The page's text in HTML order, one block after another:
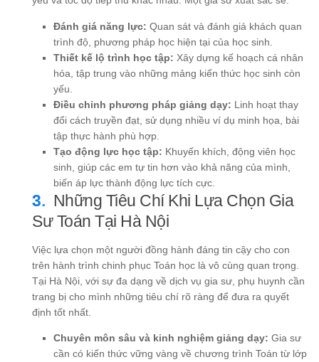
Đánh giá năng lực: Quan sát và đánh giá khách quan
trình độ, phương pháp học hiện tại của học sinh.
Thiết kế lộ trình học tập: Xây dựng kế hoạch cá nhân
hóa, tập trung vào những mảng kiến thức học sinh còn
yếu.
Điều chỉnh phương pháp giảng dạy: Linh hoạt thay
đổi cách truyền đạt, sử dụng nhiều ví dụ minh họa, bài
tập thực hành phù hợp.
Tạo động lực học tập: Khuyến khích, động viên học
sinh, giúp các em tự tin hơn vào khả năng của mình,
biến áp lực thành động lực tích cực.
Những Tiêu Chí Khi Lựa Chọn Gia
Sư Toán Tại Hà Nội
Việc lựa chọn một người đồng hành đáng tin cậy cho con
trên hành trình chinh phục Toán học là vô cùng quan trọng.
Tại Hà Nội, với sự đa dạng về dịch vụ gia sư, phụ huynh cần
trang bị cho mình những tiêu chí rõ ràng để đưa ra quyết
định tốt nhất.
Chuyên môn sâu và kinh nghiệm giảng dạy: Gia sư
cần có kiến thức vững vàng về chương trình Toán từ lớp